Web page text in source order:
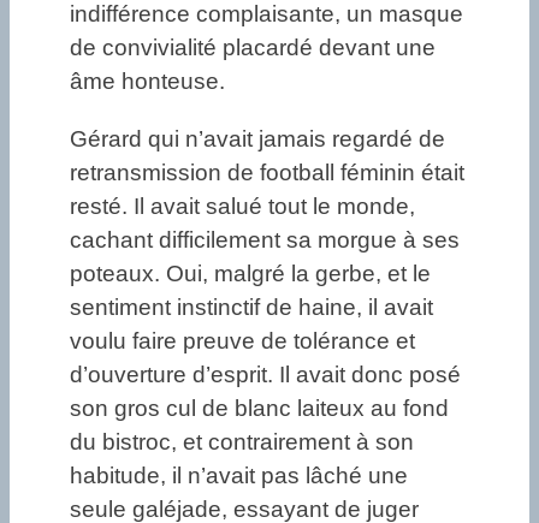
indifférence complaisante, un masque
de convivialité placardé devant une
âme honteuse.
Gérard qui n’avait jamais regardé de
retransmission de football féminin était
resté. Il avait salué tout le monde,
cachant difficilement sa morgue à ses
poteaux. Oui, malgré la gerbe, et le
sentiment instinctif de haine, il avait
voulu faire preuve de tolérance et
d’ouverture d’esprit. Il avait donc posé
son gros cul de blanc laiteux au fond
du bistroc, et contrairement à son
habitude, il n’avait pas lâché une
seule galéjade, essayant de juger